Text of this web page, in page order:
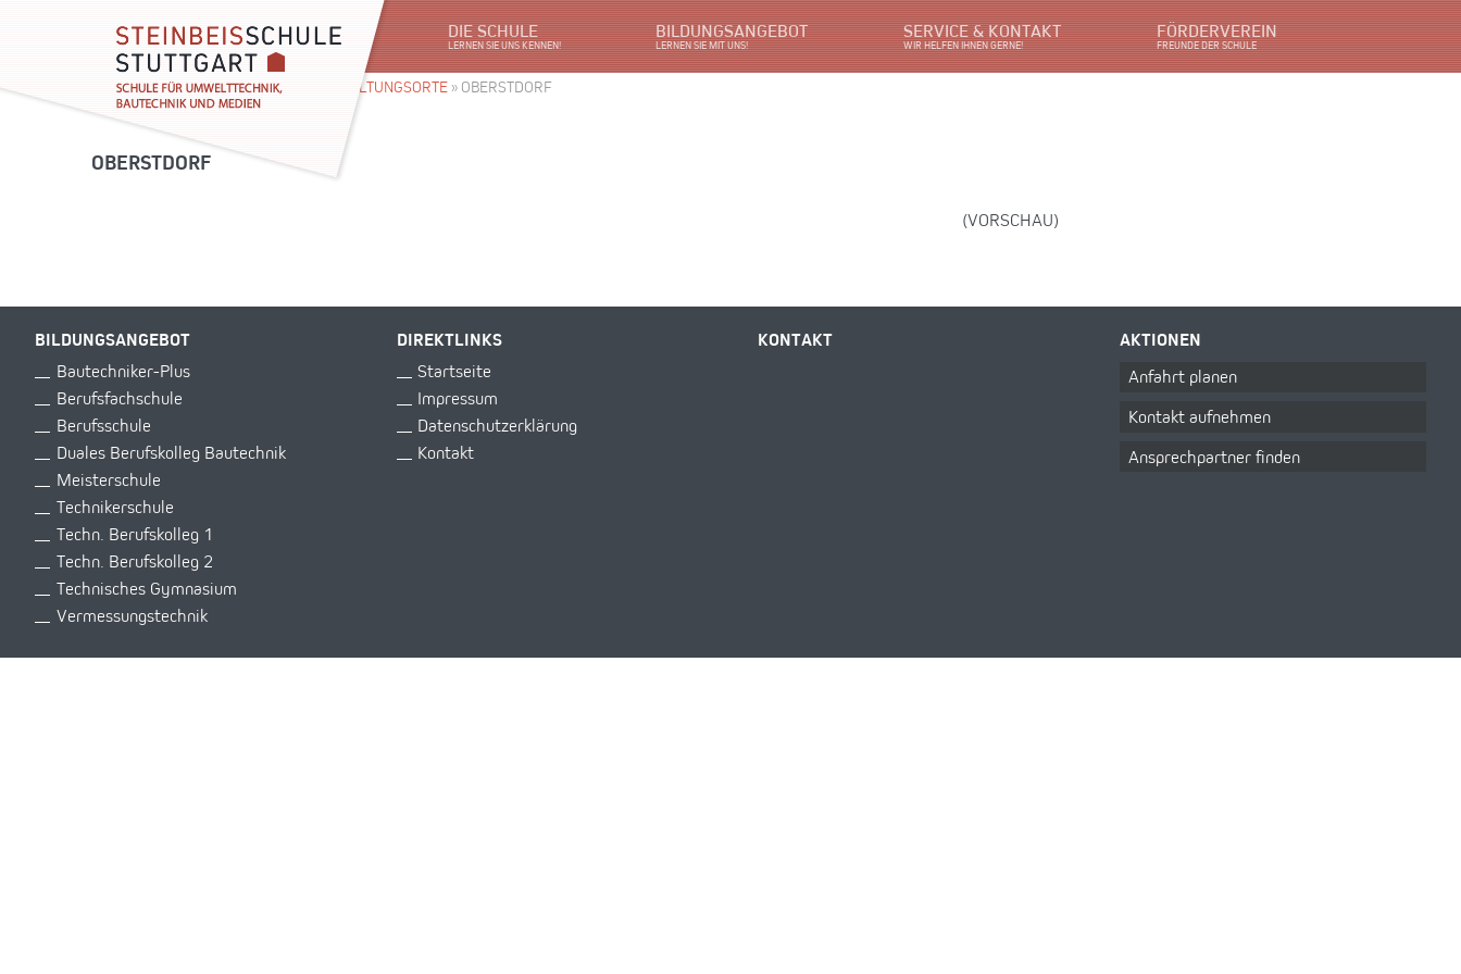
DIE SCHULE
LERNEN SIE UNS KENNEN!
BILDUNGSANGEBOT
LERNEN SIE MIT UNS!
SERVICE & KONTAKT
WIR HELFEN IHNEN GERNE!
FÖRDERVEREIN
FREUNDE DER SCHULE
SIE SIND HIER: STARTSEITE» VERANSTALTUNGSORTE» OBERSTDORF
OBERSTDORF
(VORSCHAU)
BILDUNGSANGEBOT
Bautechniker-Plus
Berufsfachschule
Berufsschule
Duales Berufskolleg Bautechnik
Meisterschule
Technikerschule
Techn. Berufskolleg 1
Techn. Berufskolleg 2
Technisches Gymnasium
Vermessungstechnik
DIREKTLINKS
Startseite
Impressum
Datenschutzerklärung
Kontakt
KONTAKT
AKTIONEN
Anfahrt planen
Kontakt aufnehmen
Ansprechpartner finden